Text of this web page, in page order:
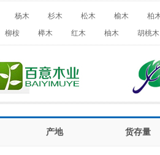
杨木 杉木 松木 榆木
柏
柳桉 榉木 红木 柚木 胡桃木
产地 货存量